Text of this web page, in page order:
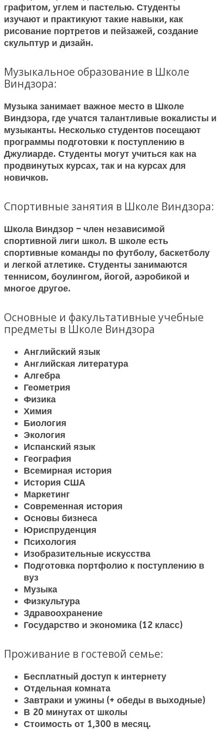
графитом, углем и пастелью. Студенты
изучают и практикуют такие навыки, как
рисование портретов и пейзажей, создание
скульптур и дизайн.
Музыкальное образование в Школе
Виндзора:
Музыка занимает важное место в Школе
Виндзора, где учатся талантливые вокалисты и
музыканты. Несколько студентов посещают
программы подготовки к поступлению в
Джулиарде. Студенты могут учиться как на
продвинутых курсах, так и на курсах для
новичков.
Спортивные занятия в Школе Виндзора:
Школа Виндзор – член независимой
спортивной лиги школ. В школе есть
спортивные команды по футболу, баскетболу
и легкой атлетике. Студенты занимаются
теннисом, боулингом, йогой, аэробикой и
многое другое.
Основные и факультативные учебные
предметы в Школе Виндзора
Английский язык
Английская литература
Алгебра
Геометрия
Физика
Химия
Биология
Экология
Испанский язык
География
Всемирная история
История США
Маркетинг
Современная история
Основы бизнеса
Юриспруденция
Психология
Изобразительные искусства
Подготовка портфолио к поступлению в
вуз
Музыка
Физкультура
Здравоохранение
Государство и экономика (12 класс)
Проживание в гостевой семье:
Бесплатный доступ к интернету
Отдельная комната
Завтраки и ужины (+ обеды в выходные)
В 20 минутах от школы
Стоимость от 1,300 в месяц.